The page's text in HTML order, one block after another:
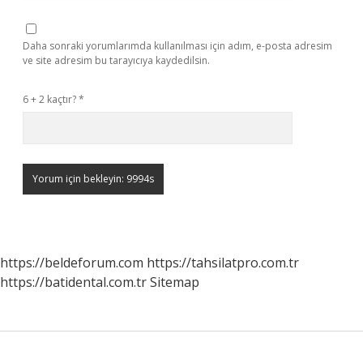
Daha sonraki yorumlarımda kullanılması için adım, e-posta adresim
ve site adresim bu tarayıcıya kaydedilsin.
6 + 2 kaçtır?*
https://beldeforum.com https://tahsilatpro.com.tr
https://batidental.com.trSitemap